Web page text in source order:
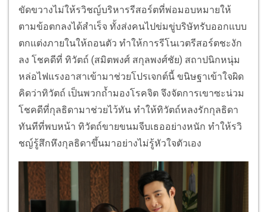
ขัดขวางไม่ให้รวิชญ์บริหารรีสอร์ตที่พ่อมอบหมายให้
ตามข้อตกลงได้สำเร็จ ทั้งส่งคนไปข่มขู่บริษัทรับออกแบบ
ตกแต่งภายในให้ถอนตัว ทำให้การรีโนเวตรีสอร์ตชะงัก
ลง โชคดีที่ ทิวัตถ์ (สมิตพงศ์ สกุลพงศ์ชัย) สถาปนิกหนุ่ม
หล่อไฟแรงอาสาเข้ามาช่วยโปรเจกต์นี้ ขนิษฐาเข้าใจผิด
คิดว่าทิวัตถ์ เป็นพวกถ้ำมองโรคจิต จึงจัดการเขาซะน่วม
โชคดีที่กุลธิดามาช่วยไว้ทัน ทำให้ทิวัตถ์หลงรักกุลธิดา
ทันทีที่พบหน้า ทิวัตถ์ขายขนมจีบเธออย่างหนัก ทำให้รวิ
ชญ์รู้สึกหึงกุลธิดาขึ้นมาอย่างไม่รู้หัวใจตัวเอง